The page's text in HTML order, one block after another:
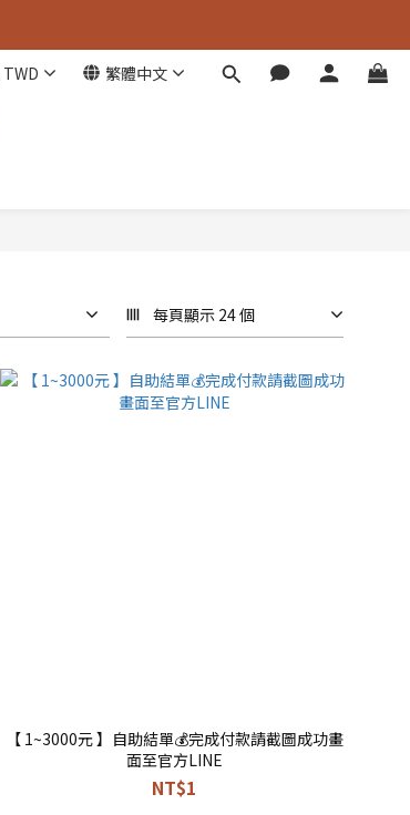
TWD 繁體中文
每頁顯示 24 個
【 1~3000元 】自助結單💰完成付款請截圖成功畫
面至官方LINE
NT$1